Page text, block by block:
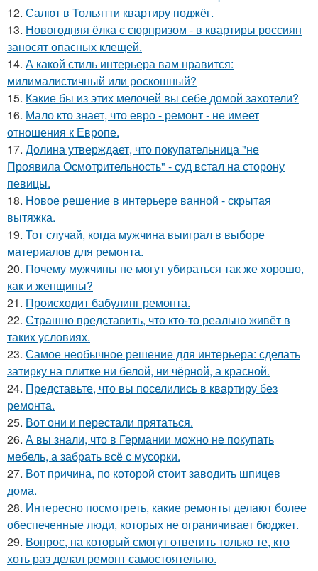
12. Салют в Тольятти квартиру поджёг.
13. Новогодняя ёлка с сюрпризом - в квартиры россиян
заносят опасных клещей.
14. А какой стиль интерьера вам нравится:
милималистичный или роскошный?
15. Какие бы из этих мелочей вы себе домой захотели?
16. Мало кто знает, что евро - ремонт - не имеет
отношения к Европе.
17. Долина утверждает, что покупательница "не
Проявила Осмотрительность" - суд встал на сторону
певицы.
18. Новое решение в интерьере ванной - скрытая
вытяжка.
19. Тот случай, когда мужчина выиграл в выборе
материалов для ремонта.
20. Почему мужчины не могут убираться так же хорошо,
как и женщины?
21. Происходит бабулинг ремонта.
22. Страшно представить, что кто-то реально живёт в
таких условиях.
23. Самое необычное решение для интерьера: сделать
затирку на плитке ни белой, ни чёрной, а красной.
24. Представьте, что вы поселились в квартиру без
ремонта.
25. Вот они и перестали прятаться.
26. А вы знали, что в Германии можно не покупать
мебель, а забрать всё с мусорки.
27. Вот причина, по которой стоит заводить шпицев
дома.
28. Интересно посмотреть, какие ремонты делают более
обеспеченные люди, которых не ограничивает бюджет.
29. Вопрос, на который смогут ответить только те, кто
хоть раз делал ремонт самостоятельно.